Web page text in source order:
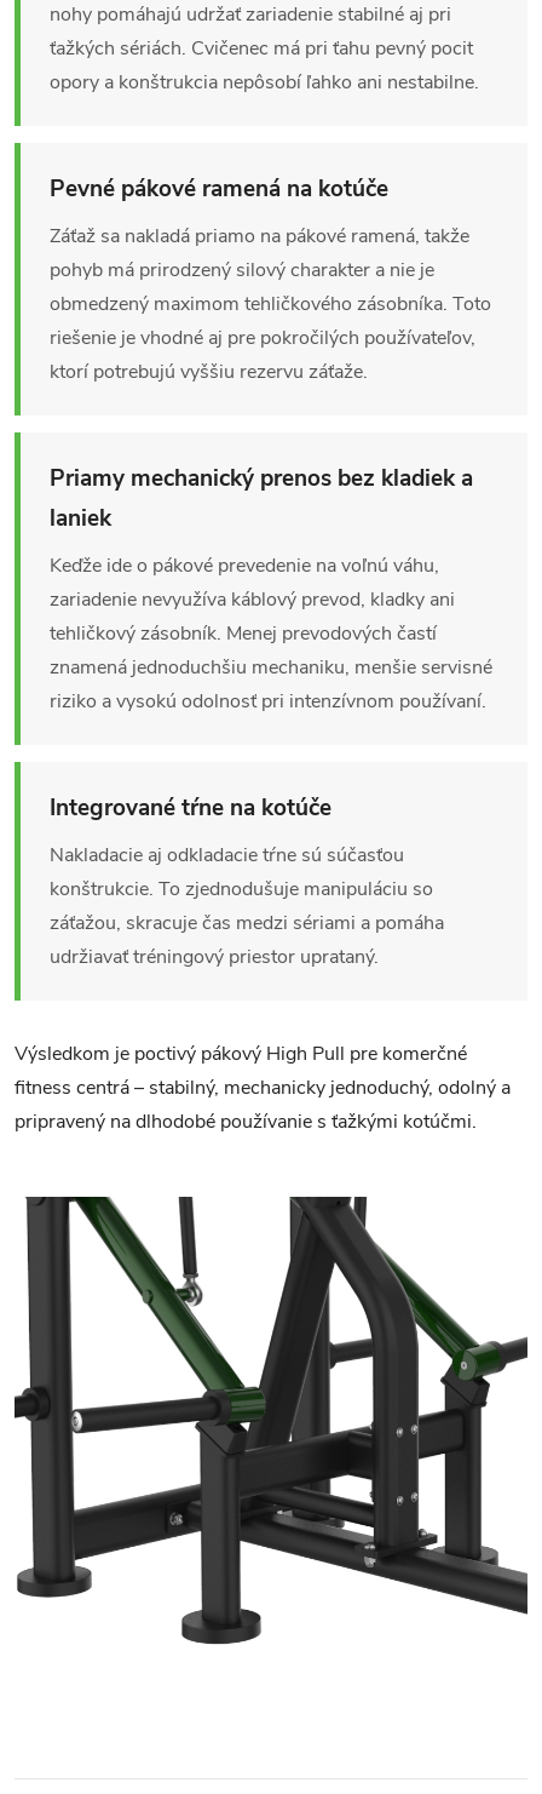
nohy pomáhajú udržať zariadenie stabilné aj pri
ťažkých sériách. Cvičenec má pri ťahu pevný pocit
opory a konštrukcia nepôsobí ľahko ani nestabilne.
Pevné pákové ramená na kotúče
Záťaž sa nakladá priamo na pákové ramená, takže
pohyb má prirodzený silový charakter a nie je
obmedzený maximom tehličkového zásobníka. Toto
riešenie je vhodné aj pre pokročilých používateľov,
ktorí potrebujú vyššiu rezervu záťaže.
Priamy mechanický prenos bez kladiek a
laniek
Keďže ide o pákové prevedenie na voľnú váhu,
zariadenie nevyužíva káblový prevod, kladky ani
tehličkový zásobník. Menej prevodových častí
znamená jednoduchšiu mechaniku, menšie servisné
riziko a vysokú odolnosť pri intenzívnom používaní.
Integrované tŕne na kotúče
Nakladacie aj odkladacie tŕne sú súčasťou
konštrukcie. To zjednodušuje manipuláciu so
záťažou, skracuje čas medzi sériami a pomáha
udržiavať tréningový priestor uprataný.
Výsledkom je poctivý pákový High Pull pre komerčné
fitness centrá – stabilný, mechanicky jednoduchý, odolný a
pripravený na dlhodobé používanie s ťažkými kotúčmi.